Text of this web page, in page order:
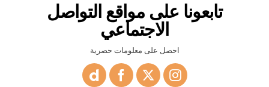
تابعونا على مواقع التواصل
الاجتماعي
احصل على معلومات حصرية